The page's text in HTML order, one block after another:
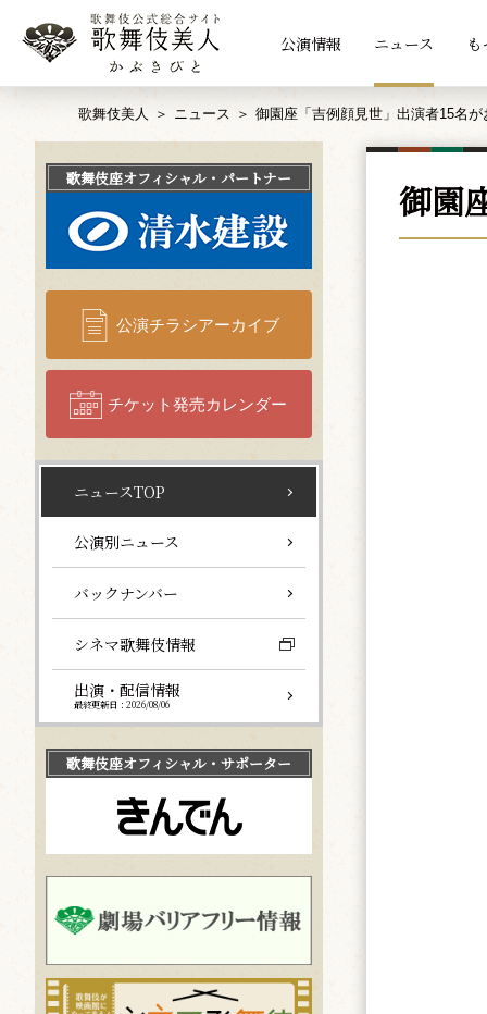
公演情報 ニュース
歌舞伎美人 ニュース 御園座「吉例顔見世」出演者15名
御園
歌舞伎座オフィシャル・パートナー
公演チラシアーカイブ
チケット発売カレンダー
ニュースTOP
公演別ニュース
バックナンバー
シネマ歌舞伎情報
出演・配信情報
最終更新日：2026/08/06
歌舞伎座オフィシャル・サポーター